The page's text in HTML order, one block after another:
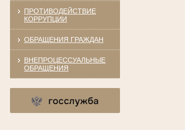
ПРОТИВОДЕЙСТВИЕ
КОРРУПЦИИ
ОБРАЩЕНИЯ ГРАЖДАН
ВНЕПРОЦЕССУАЛЬНЫЕ
ОБРАЩЕНИЯ